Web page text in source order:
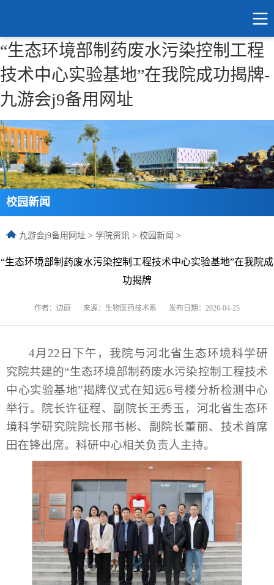
“生态环境部制药废水污染控制工程
技术中心实验基地”在我院成功揭牌-
九游会j9备用网址
校园新闻
九游会j9备用网址 > 学院资讯 > 校园新闻 >
“生态环境部制药废水污染控制工程技术中心实验基地”在我院成
功揭牌
作者：边蔚 来源：生物医药技术系 发布日期：2026-04-25
4月22日下午，我院与河北省生态环境科学研
究院共建的“生态环境部制药废水污染控制工程技术
中心实验基地”揭牌仪式在知远6号楼分析检测中心
举行。院长许征程、副院长王秀玉，河北省生态环
境科学研究院院长邢书彬、副院长董丽、技术首席
田在锋出席。科研中心相关负责人主持。